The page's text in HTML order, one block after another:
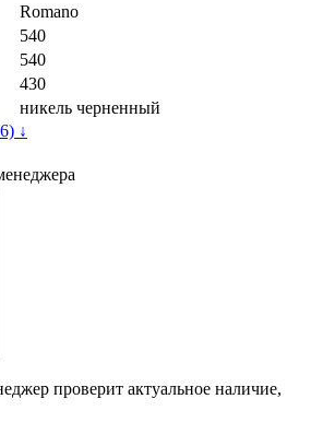
Romano
540
540
430
никель черненный
↓
проверит актуальное наличие,